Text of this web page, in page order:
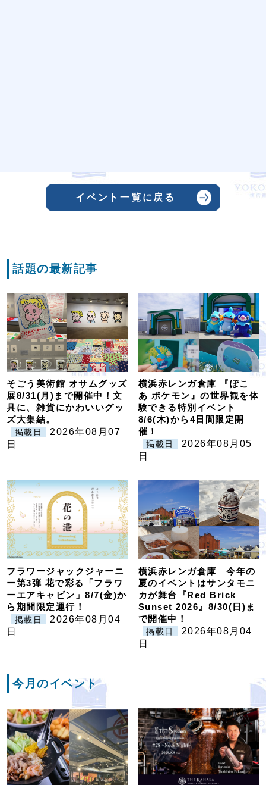
イベント一覧に戻る
話題の最新記事
そごう美術館 オサムグッズ
展8/31(月)まで開催中！文
具に、雑貨にかわいいグッ
ズ大集結。
掲載日
2026年08月07
日
横浜赤レンガ倉庫 『ぽこ
あ ポケモン』の世界観を体
験できる特別イベント
8/6(木)から4日間限定開
催！
掲載日
2026年08月05
日
フラワージャックジャーニ
ー第3弾 花で彩る「フラワ
ーエアキャビン」8/7(金)か
ら期間限定運行！
掲載日
2026年08月04
日
横浜赤レンガ倉庫 今年の
夏のイベントはサンタモニ
カが舞台『Red Brick
Sunset 2026』8/30(日)ま
で開催中！
掲載日
2026年08月04
日
今月のイベント